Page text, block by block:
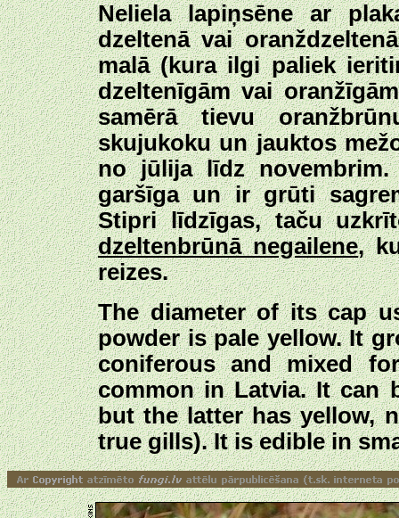
Neliela lapiņsēne ar
dzeltenā vai
malā (kura ilgi paliek
dzeltenīgām vai
samērā tievu
skujukoku un jauktos
no jūlija līdz novembrim.
garšīga un ir grūti
Stipri līdzīgas, taču
dzeltenbrūnā negailene,
reizes.
The diameter of its cap
powder is pale yellow. It
coniferous and mixed
common in Latvia. It can
but the latter has yellow,
true gills). It is edible in